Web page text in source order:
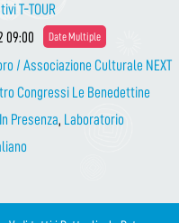
T-TOUR
09:00
Date Multiple
/ Associazione Culturale NEXT
Congressi Le Benedettine
In Presenza, Laboratorio